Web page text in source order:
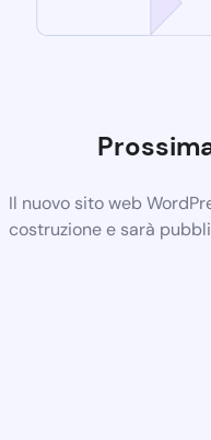
Il nuovo sito web
costruzione e sarà